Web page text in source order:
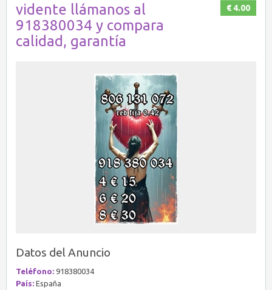
€ 4.00
vidente llámanos al
918380034 y compara
calidad, garantía
Datos del Anuncio
Teléfono: 918380034
País: España